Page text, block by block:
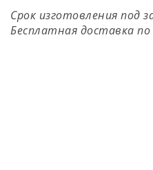
Срок изготовления под
Бесплатная доставка по